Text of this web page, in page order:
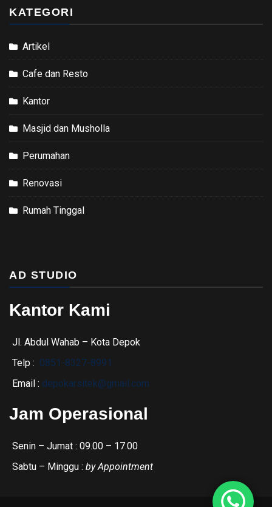
KATEGORI
Artikel
Cafe dan Resto
Kantor
Masjid dan Musholla
Perumahan
Renovasi
Rumah Tinggal
AD STUDIO
Kantor Kami
Jl. Abdul Wahab – Kota Depok
Telp : 0851-8327-8991
Email : depokarsitek@gmail.com
Jam Operasional
Senin – Jumat : 09.00 – 17.00
Sabtu – Minggu : by Appointment